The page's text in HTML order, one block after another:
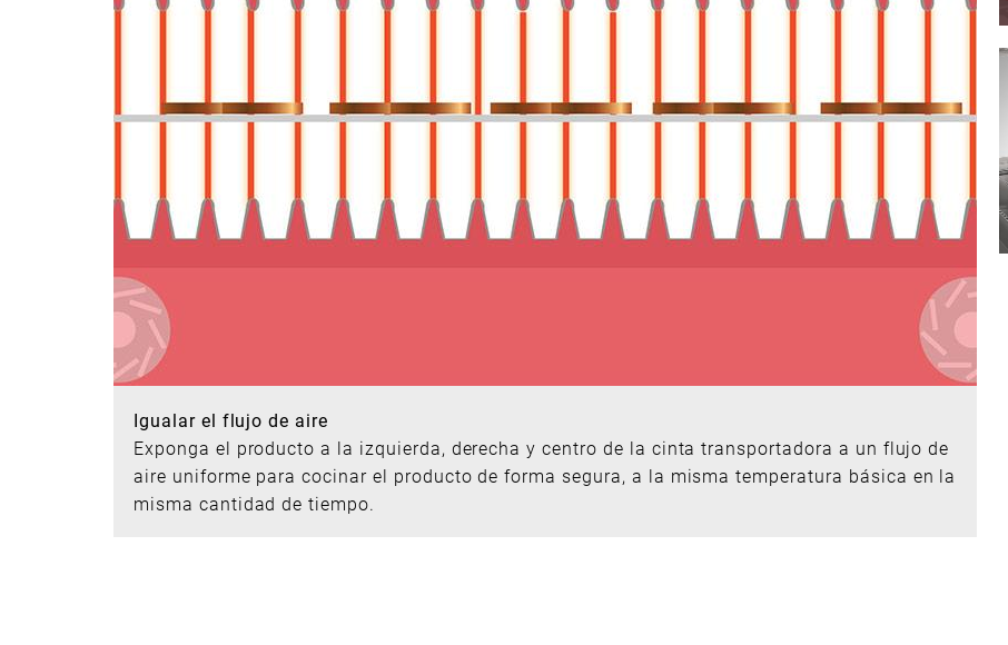
Igualar el flujo de aire
Exponga el producto a la izquierda, derecha y centro de la cinta transportadora a un flujo de
aire uniforme para cocinar el producto de forma segura, a la misma temperatura básica en la
misma cantidad de tiempo.